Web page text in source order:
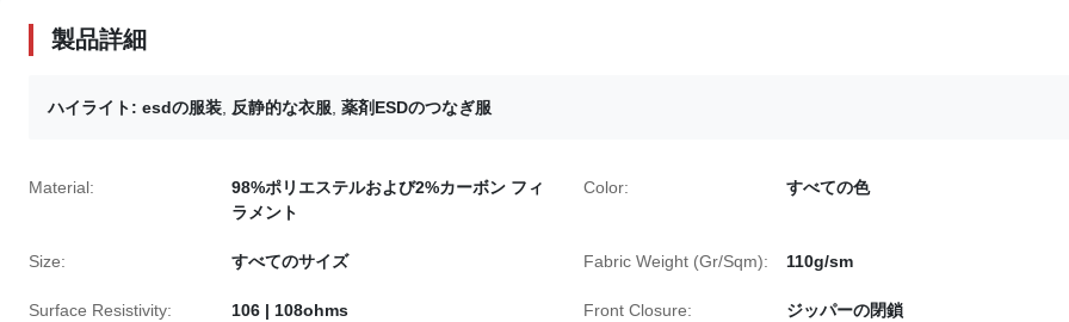
製品詳細
ハイライト: esdの服装, 反静的な衣服, 薬剤ESDのつなぎ服
Material:
98%ポリエステルおよび2%カーボン フィ
ラメント
Color: すべての色
Size: すべてのサイズ Fabric Weight (Gr/Sqm): 110g/sm
Surface Resistivity: 106 | 108ohms Front Closure: ジッパーの閉鎖